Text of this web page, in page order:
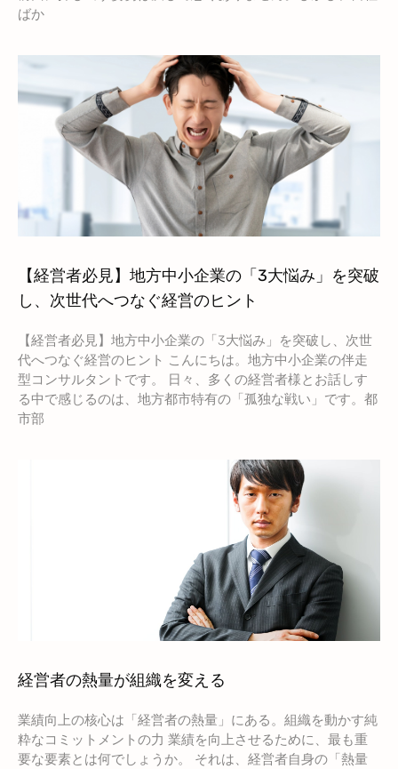
ばか
【経営者必見】地方中小企業の「3大悩み」を突破
し、次世代へつなぐ経営のヒント
【経営者必見】地方中小企業の「3大悩み」を突破し、次世
代へつなぐ経営のヒント こんにちは。地方中小企業の伴走
型コンサルタントです。 日々、多くの経営者様とお話しす
る中で感じるのは、地方都市特有の「孤独な戦い」です。都
市部
経営者の熱量が組織を変える
業績向上の核心は「経営者の熱量」にある。組織を動かす純
粋なコミットメントの力 業績を向上させるために、最も重
要な要素とは何でしょうか。 それは、経営者自身の「熱量